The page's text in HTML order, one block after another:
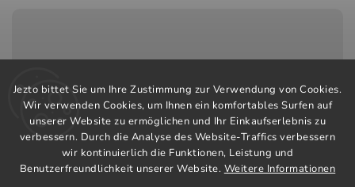
Jezto bittet Sie um Ihre Zustimmung zur Verwendung von Cookies.
Wir verwenden Cookies, um Ihnen ein komfortables Surfen auf
unserer Website zu ermöglichen und Ihr Einkaufserlebnis zu
verbessern. Durch die Analyse des Website-Traffics verbessern
wir kontinuierlich die Funktionen, Leistung und
Benutzerfreundlichkeit unserer Website. Weitere Informationen
+420 603 248 457
info@jeztomarket.cz